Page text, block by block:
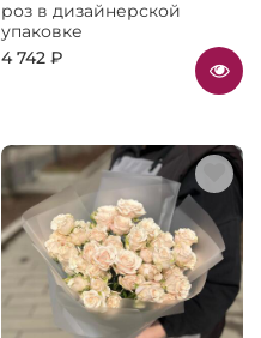
роз в дизайнерской
упаковке
4 742 ₽